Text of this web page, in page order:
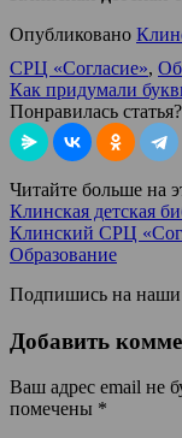
Опубликовано
СРЦ «Согласие»,
Как придумали
Понравилась
Читайте больше на
Клинская детская
Клинский СРЦ
Образование
Подпишись на наши
Добавить
Ваш адрес email не
помечены *